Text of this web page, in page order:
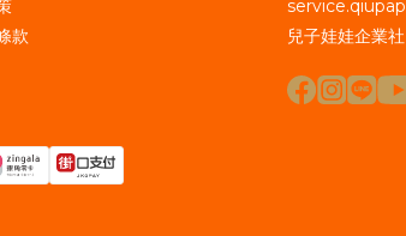
款
兒子娃娃企業